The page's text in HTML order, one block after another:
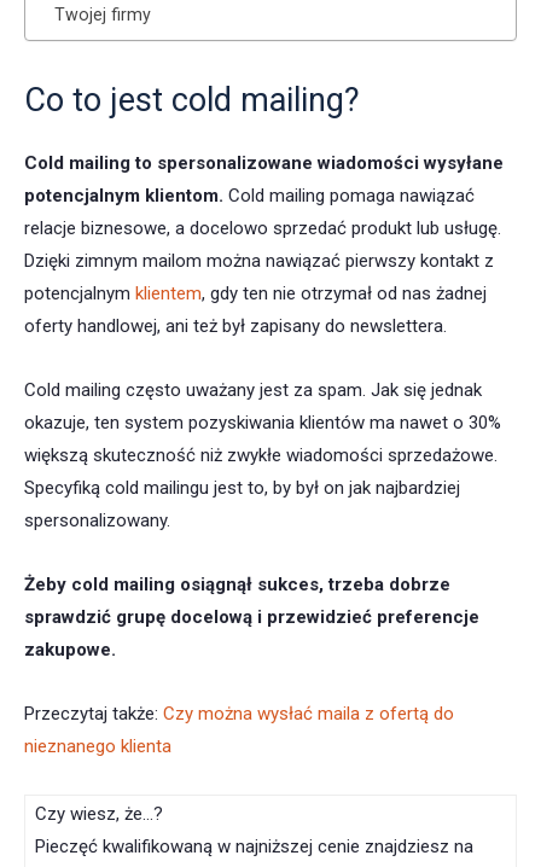
Twojej firmy
Co to jest cold mailing?
Cold mailing to spersonalizowane wiadomości wysyłane
potencjalnym klientom. Cold mailing pomaga nawiązać
relacje biznesowe, a docelowo sprzedać produkt lub usługę.
Dzięki zimnym mailom można nawiązać pierwszy kontakt z
potencjalnym klientem, gdy ten nie otrzymał od nas żadnej
oferty handlowej, ani też był zapisany do newslettera.
Cold mailing często uważany jest za spam. Jak się jednak
okazuje, ten system pozyskiwania klientów ma nawet o 30%
większą skuteczność niż zwykłe wiadomości sprzedażowe.
Specyfiką cold mailingu jest to, by był on jak najbardziej
spersonalizowany.
Żeby cold mailing osiągnął sukces, trzeba dobrze
sprawdzić grupę docelową i przewidzieć preferencje
zakupowe.
Przeczytaj także: Czy można wysłać maila z ofertą do
nieznanego klienta
Czy wiesz, że…?
Pieczęć kwalifikowaną w najniższej cenie znajdziesz na